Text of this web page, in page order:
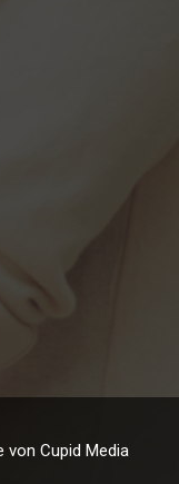
von Cupid Media